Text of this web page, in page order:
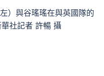
）與谷瑤瑤在與英國隊的
社記者 許暢 攝